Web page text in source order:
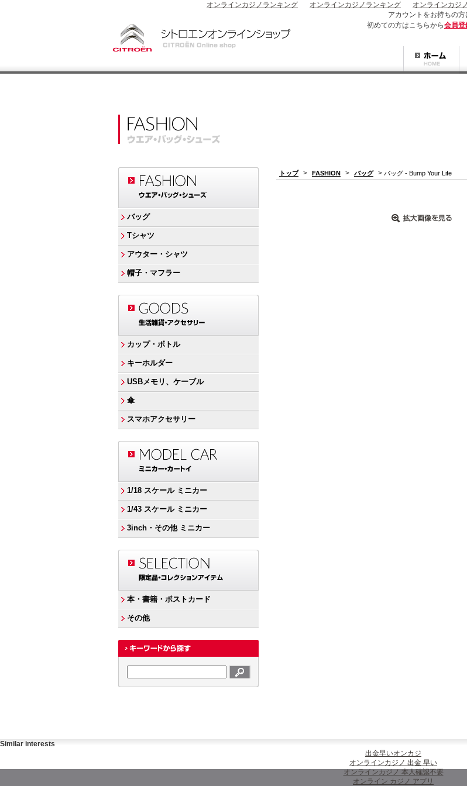
オンラインカジノランキング オンラインカジノランキング オンラインカジノ
アカウントをお持ちの方
初めての方はこちらから会員登
バッグ
Tシャツ
アウター・シャツ
帽子・マフラー
カップ・ボトル
キーホルダー
USBメモリ、ケーブル
傘
スマホアクセサリー
1/18 スケール ミニカー
1/43 スケール ミニカー
3inch・その他 ミニカー
本・書籍・ポストカード
その他
トップ > FASHION > バッグ > バッグ - Bump Your Life
Similar interests
出金早いオンカジ
オンラインカジノ 出金 早い
オンラインカジノ 本人確認不要
オンライン カジノ アプリ